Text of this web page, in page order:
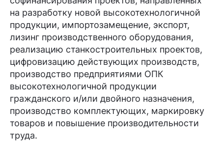
на разработку новой высокотехнологичной
продукции, импортозамещение, экспорт,
лизинг производственного оборудования,
реализацию станкостроительных проектов,
цифровизацию действующих производств,
производство предприятиями ОПК
высокотехнологичной продукции
гражданского и/или двойного назначения,
производство комплектующих, маркировку
товаров и повышение производительности
труда.